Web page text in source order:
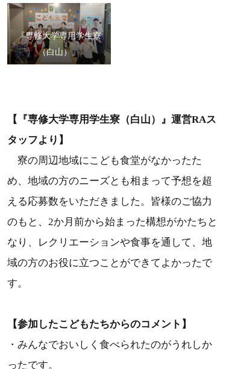
『専修大学専用学生寮
（白山）』
【『専修大学専用学生寮（白山）』運営RAス
タッフより】
寮の周辺地域にこども食堂がなかったた
め、地域の方のニーズとも相まって予想を超
える応募数をいただきました。皆様のご協力
のもと、2か月前から始まった構想がかたちと
なり、レクリエーションや食事を通して、地
域の方のお役に立つことができてよかったで
す。
【参加したこどもたちからのコメント】
・みんなでおいしく食べられたのがうれしか
ったです。